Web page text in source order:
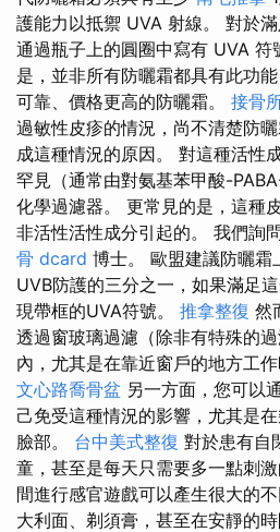
護能力以抵禦 UVA 射線。 對於
通過瓶子上的圓圈中寫有 UVA 符
是，並非所有防曬霜都具有此功
可靠、價格更高的防曬霜。 接骨
過敏性皮疹的情況，尚不清楚防
成這種情況的原因。 對這種活性
罕見（通常由對氨基苯甲酸-
化學過濾器。 更常見的是，這種
非活性活性成分引起的。 我們詢
骨 dcard 博士。 歐盟建議防曬霜
UVB防護的三分之一，如果滿足
現帶框的UVA符號。 推拿整復 然
透過窗玻璃過濾（除非有特殊的
內，尤其是在靠近窗戶的地方工作
文心路喬骨盆 另一方面，您可以
己免受這種情況的影響，尤其是
臉部。 台中美式整復 對於患有自
童，甚至是每天只需要多一點刺
間進行感官遊戲可以產生很大的
大利面、剃須膏，甚至在安靜的